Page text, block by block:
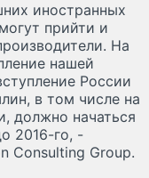
иностранных
прийти и
На
нашей
России
в том числе на
должно начаться
2016-го, -
Consulting Group.